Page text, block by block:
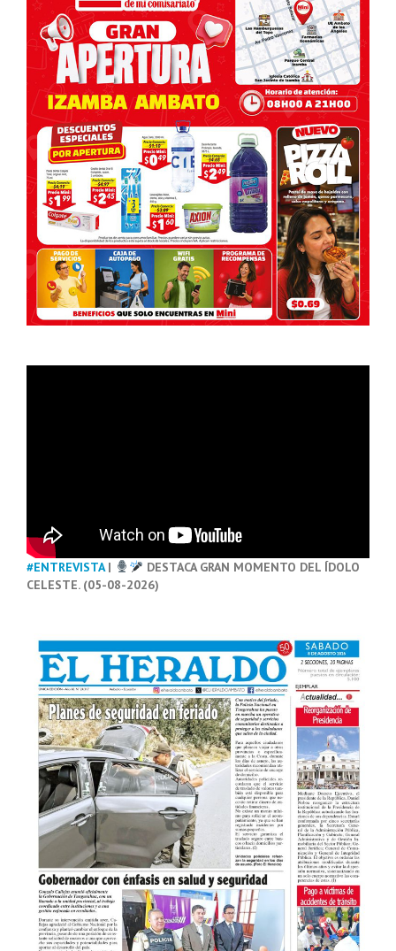
#ENTREVISTA|
DESTACA GRAN MOMENTO DEL ÍDOLO
CELESTE. (05-08-2026)